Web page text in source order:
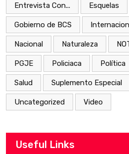
Entrevista Con... Esquelas
Gobierno de BCS
Nacional Naturaleza
PGJE Policiaca Política
Salud Suplemento Especial
Uncategorized Video
Useful Links